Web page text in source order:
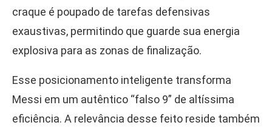
craque é poupado de tarefas defensivas
exaustivas, permitindo que guarde sua energia
explosiva para as zonas de finalização.
Esse posicionamento inteligente transforma
Messi em um autêntico “falso 9” de altíssima
eficiência. A relevância desse feito reside também